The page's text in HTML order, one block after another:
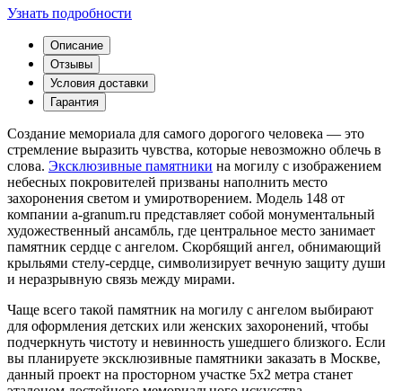
Узнать подробности
Описание
Отзывы
Условия доставки
Гарантия
Создание мемориала для самого дорогого человека — это
стремление выразить чувства, которые невозможно облечь в
слова. Эксклюзивные памятники на могилу с изображением
небесных покровителей призваны наполнить место
захоронения светом и умиротворением. Модель 148 от
компании a-granum.ru представляет собой монументальный
художественный ансамбль, где центральное место занимает
памятник сердце с ангелом. Скорбящий ангел, обнимающий
крыльями стелу-сердце, символизирует вечную защиту души
и неразрывную связь между мирами.
Чаще всего такой памятник на могилу с ангелом выбирают
для оформления детских или женских захоронений, чтобы
подчеркнуть чистоту и невинность ушедшего близкого. Если
вы планируете эксклюзивные памятники заказать в Москве,
данный проект на просторном участке 5х2 метра станет